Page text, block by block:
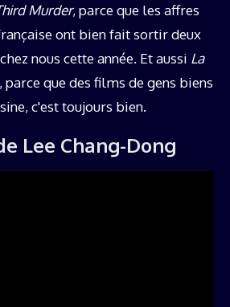
Murder, parce que les affres
ont bien fait sortir deux
nous cette année. Et aussi La
, parce que des films de gens biens
c'est toujours bien.
Lee Chang-Dong